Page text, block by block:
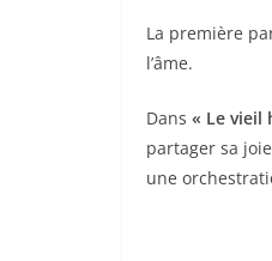
La première
l’âme.
Dans « Le vieil
partager sa
une